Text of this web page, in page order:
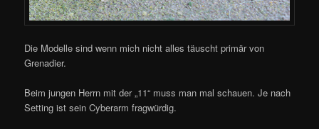
Die Modelle sind wenn mich nicht alles täuscht primär von
Grenadier.
Beim jungen Herrn mit der „11“ muss man mal schauen. Je nach
Setting ist sein Cyberarm fragwürdig.